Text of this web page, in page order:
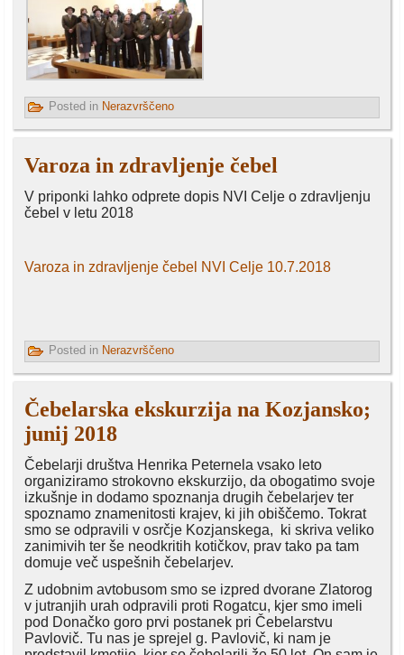
Posted in Nerazvrščeno
Varoza in zdravljenje čebel
V priponki lahko odprete dopis NVI Celje o zdravljenju
čebel v letu 2018
Varoza in zdravljenje čebel NVI Celje 10.7.2018
Posted in Nerazvrščeno
Čebelarska ekskurzija na Kozjansko;
junij 2018
Čebelarji društva Henrika Peternela vsako leto
organiziramo strokovno ekskurzijo, da obogatimo svoje
izkušnje in dodamo spoznanja drugih čebelarjev ter
spoznamo znamenitosti krajev, ki jih obiščemo. Tokrat
smo se odpravili v osrčje Kozjanskega, ki skriva veliko
zanimivih ter še neodkritih kotičkov, prav tako pa tam
domuje več uspešnih čebelarjev.
Z udobnim avtobusom smo se izpred dvorane Zlatorog
v jutranjih urah odpravili proti Rogatcu, kjer smo imeli
pod Donačko goro prvi postanek pri Čebelarstvu
Pavlovič. Tu nas je sprejel g. Pavlovič, ki nam je